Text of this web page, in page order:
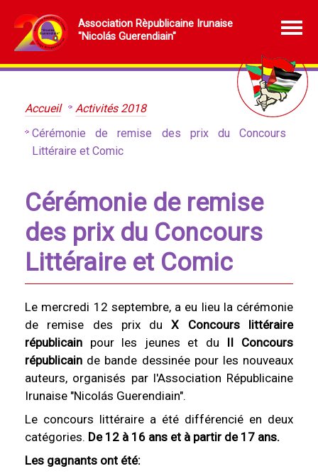
Association Rèpublicaine Irunaise
"Nicolás Guerendiain"
Accueil
Activités 2018
Cérémonie de remise des prix du Concours
Littéraire et Comic
Cérémonie de remise
des prix du Concours
Littéraire et Comic
Le mercredi 12 septembre, a eu lieu la cérémonie
de remise des prix duX Concours littéraire
républicain pour les jeunes et du II Concours
républicain de bande dessinée pour les nouveaux
auteurs, organisés par l'Association Républicaine
Irunaise "Nicolás Guerendiain".
Le concours littéraire a été différencié en deux
catégories. De 12 à 16 ans et à partir de 17 ans.
Les gagnants ont été: